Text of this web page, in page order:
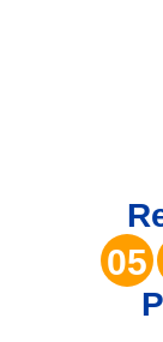
Lotería
Lotería
05